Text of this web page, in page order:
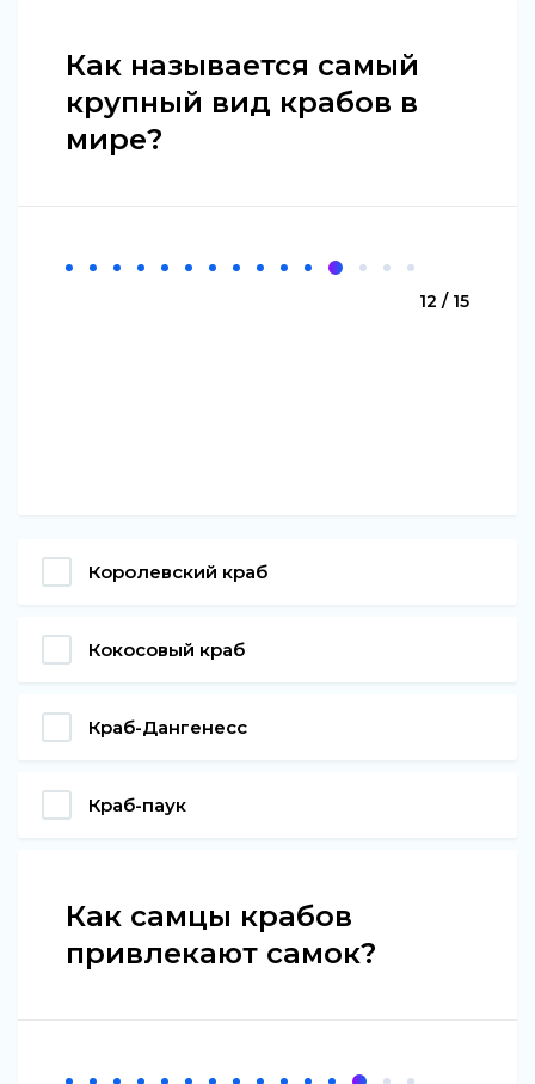
Как называется самый
крупный вид крабов в
мире?
12 / 15
Королевский краб
Кокосовый краб
Краб-Дангенесс
Краб-паук
Как самцы крабов
привлекают самок?